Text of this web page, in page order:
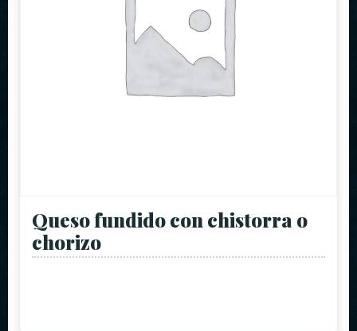
Queso fundido con chistorra o
chorizo